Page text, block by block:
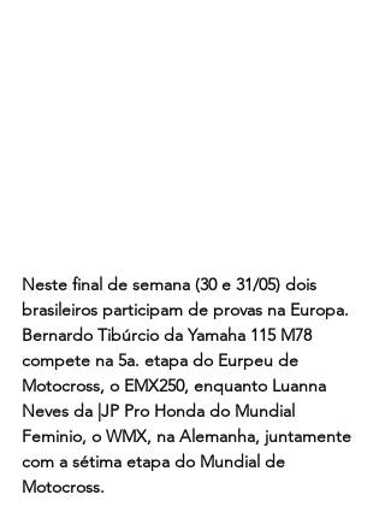
Neste final de semana (30 e 31/05) dois
brasileiros participam de provas na Europa.
Bernardo Tibúrcio da Yamaha 115 M78
compete na 5a. etapa do Eurpeu de
Motocross, o EMX250, enquanto Luanna
Neves da |JP Pro Honda do Mundial
Feminio, o WMX, na Alemanha, juntamente
com a sétima etapa do Mundial de
Motocross.